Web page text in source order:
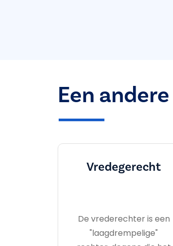
Een
Vredegerecht
De vrederechter is een
"laagdrempelige"